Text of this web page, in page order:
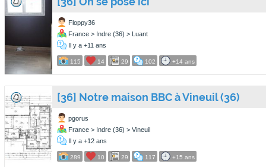
Floppy36
France > Indre (36) > Luant
Il y a +11 ans
115 14 29 102 +14 ans
[36] Notre maison BBC à Vineuil (36)
pgorus
France > Indre (36) > Vineuil
Il y a +12 ans
289 10 29 117 +15 ans